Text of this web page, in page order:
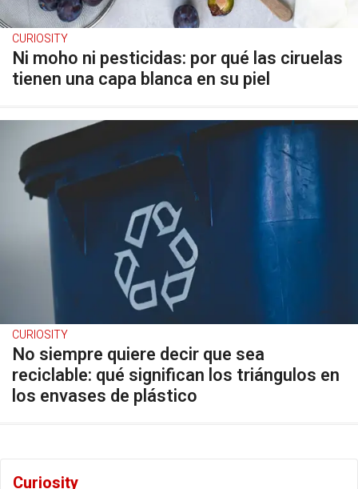
CURIOSITY
Ni moho ni pesticidas: por qué las ciruelas
tienen una capa blanca en su piel
CURIOSITY
No siempre quiere decir que sea
reciclable: qué significan los triángulos en
los envases de plástico
Curiosity